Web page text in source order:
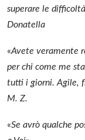
superare le
Donatella
«Avete veramente
per chi come me
tutti i giorni. Agile,
M. Z.
«Se avrò qualche